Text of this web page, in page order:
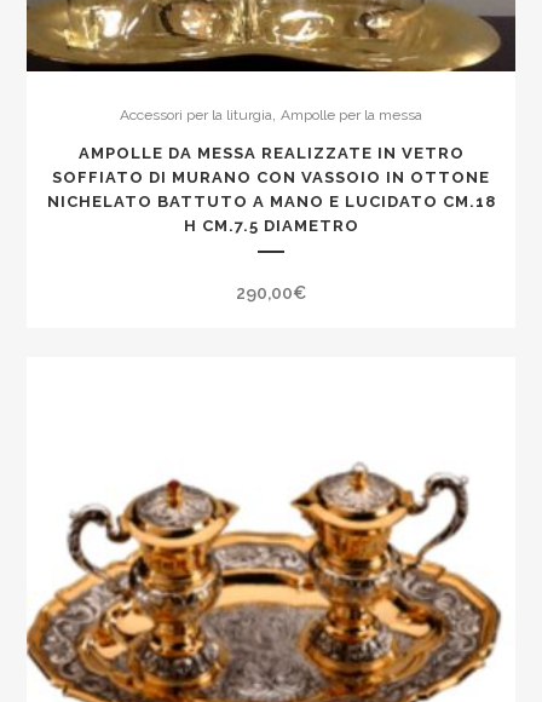
Accessori per la liturgia, Ampolle per la messa
AMPOLLE DA MESSA REALIZZATE IN VETRO
SOFFIATO DI MURANO CON VASSOIO IN OTTONE
NICHELATO BATTUTO A MANO E LUCIDATO CM.18
H CM.7.5 DIAMETRO
290,00€